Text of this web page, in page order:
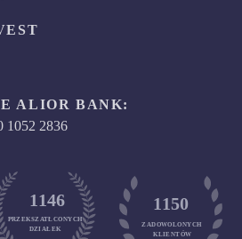
ALIOR BANK:
1052 2836
1146
PRZEKSZATŁCONYCH
DZIAŁEK
1150
ZADOWOLONYCH
KLIENTÓW